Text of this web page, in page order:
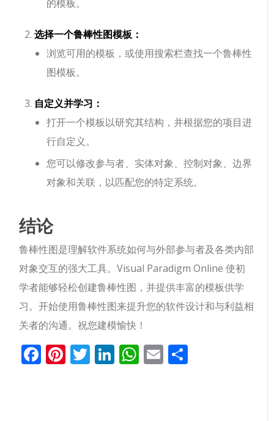
的模板。
选择一个鲁棒性图模板：
浏览可用的模板，或使用搜索栏查找一个鲁棒性
图模板。
自定义并学习：
打开一个模板以研究其结构，并根据您的项目进
行自定义。
您可以修改参与者、实体对象、控制对象、边界
对象和关联，以匹配您的特定系统。
结论
鲁棒性图是理解软件系统如何与外部参与者及各类内部
对象交互的强大工具。Visual Paradigm Online 使初
学者能够轻松创建鲁棒性图，并提供丰富的模板供学
习。开始使用鲁棒性图来提升您的软件设计和与利益相
关者的沟通。祝您建模愉快！
Facebook
Pinterest
Twitter
LinkedIn
WhatsApp
Email